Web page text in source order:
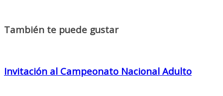
También te puede gustar
Invitación al Campeonato Nacional Adulto